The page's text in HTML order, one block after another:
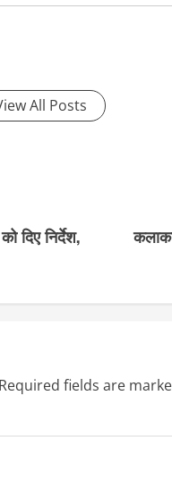
All Posts
दिए निर्देश,
Required fields are